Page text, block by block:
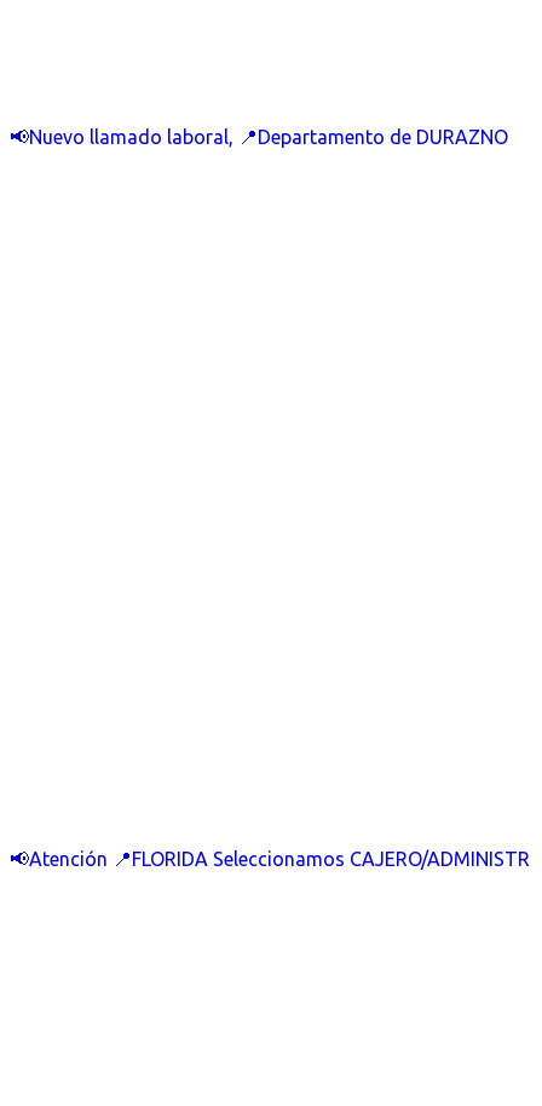
📢Nuevo llamado laboral, 📍Departamento de DURAZNO
📢Atención 📍FLORIDA Seleccionamos CAJERO/ADMINISTR